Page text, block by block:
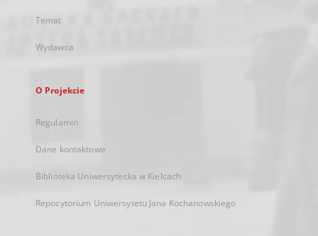
Temat
Wydawca
O Projekcie
Regulamin
Dane kontaktowe
Biblioteka Uniwersytecka w Kielcach
Repozytorium Uniwersytetu Jana Kochanowskiego